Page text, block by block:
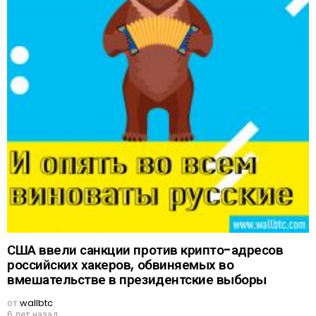
США ввели санкции против крипто-адресов
российских хакеров, обвиняемых во
вмешательстве в президентские выборы
отwallbtc